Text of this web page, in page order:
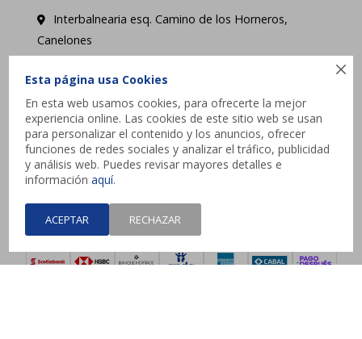

Esta página usa Cookies
En esta web usamos cookies, para ofrecerte la mejor
experiencia online. Las cookies de este sitio web se usan
para personalizar el contenido y los anuncios, ofrecer
funciones de redes sociales y analizar el tráfico, publicidad
y análisis web. Puedes revisar mayores detalles e
informaciónaquí.
ACEPTAR RECHAZAR
Interbalnearia esq. Camino de los Horneros,
Canelones
contacto@jysk.uy
Lunes a Domingo de 10 a 21 hs - Pick up web 3 a
4 días hábiles.
   